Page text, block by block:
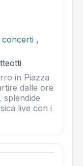
concerti ,
in Piazza
dalle ore
splendide
live con i